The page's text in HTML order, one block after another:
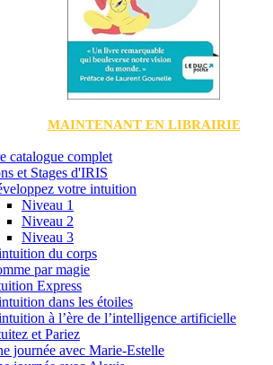
MAINTENANT EN LIBRAIRIE
catalogue complet
et Stages d'IRIS
votre intuition
Niveau 1
Niveau 2
Niveau 3
du corps
par magie
Express
dans les étoiles
à l’ère de l’intelligence artificielle
et Pariez
journée avec Marie-Estelle